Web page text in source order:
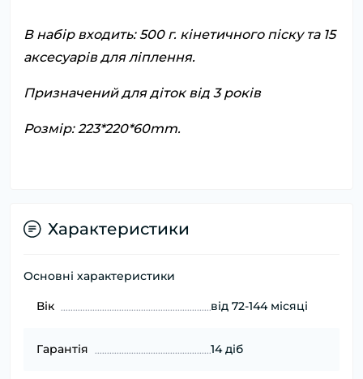
В набір входить: 500 г. кінетичного піску та 15
аксесуарів для ліплення.
Призначений для діток від 3 років
Розмір: 223*220*60mm.
Характеристики
Основні характеристики
Вік від 72-144 місяці
Гарантія 14 діб